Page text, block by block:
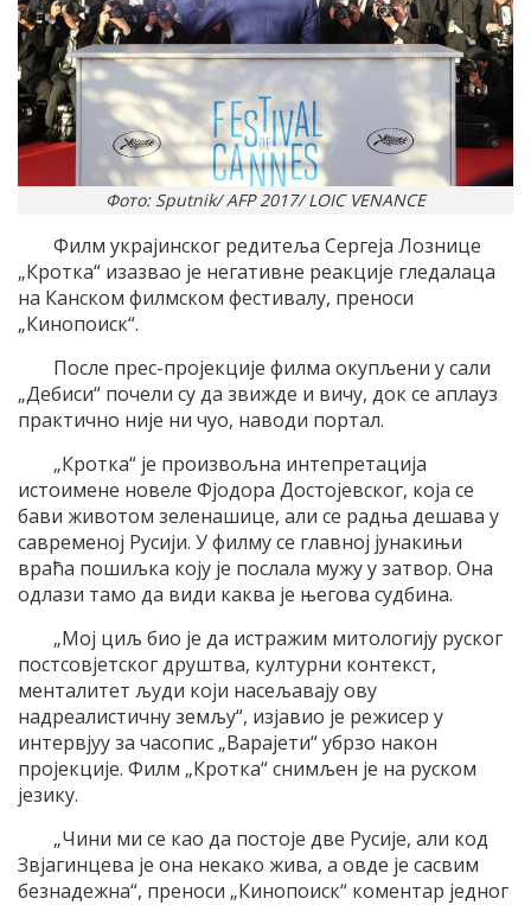
Фото: Sputnik/ AFP 2017/ LOIC VENANCE
Филм украјинског редитеља Сергеја Лознице
„Кротка“ изазвао је негативне реакције гледалаца
на Канском филмском фестивалу, преноси
„Кинопоиск“.
После прес-пројекције филма окупљени у сали
„Дебиси“ почели су да звижде и вичу, док се аплауз
практично није ни чуо, наводи портал.
„Кротка“ је произвољна интепретација
истоимене новеле Фјодора Достојевског, која се
бави животом зеленашице, али се радња дешава у
савременој Русији. У филму се главној јунакињи
враћа пошиљка коју је послала мужу у затвор. Она
одлази тамо да види каква је његова судбина.
„Мој циљ био је да истражим митологију руског
постсовјетског друштва, културни контекст,
менталитет људи који насељавају ову
надреалистичну земљу“, изјавио је режисер у
интервјуу за часопис „Варајети“ убрзо након
пројекције. Филм „Кротка“ снимљен је на руском
језику.
„Чини ми се као да постоје две Русије, али код
Звјагинцева је она некако жива, а овде је сасвим
безнадежна“, преноси „Кинопоиск“ коментар једног